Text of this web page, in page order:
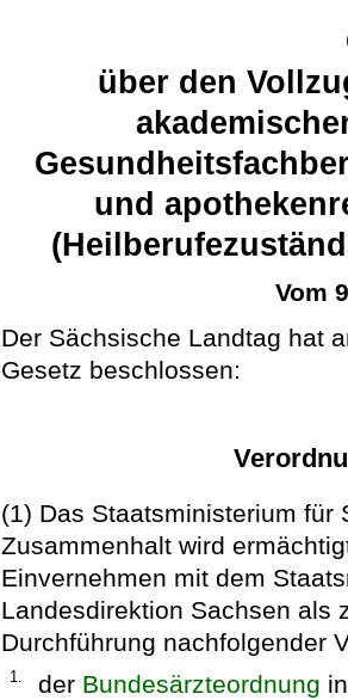
über den
und
Vom
Der Sächsische Landtag hat
Gesetz beschlossen:
(1) Das Staatsministerium
Zusammenhalt wird
Einvernehmen mit dem
Landesdirektion Sachsen als
Durchführung nachfolgender
1. der Bundesärzteordnung